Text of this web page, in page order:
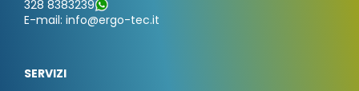
328 8383239
E-mail: info@ergo-tec.it
SERVIZI